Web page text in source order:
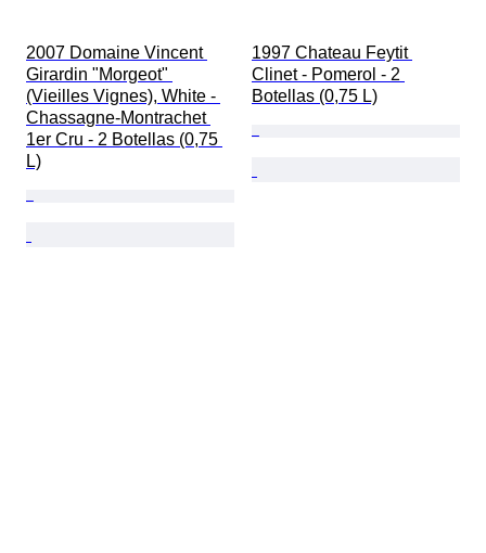
2007 Domaine Vincent
Girardin "Morgeot"
(Vieilles Vignes), White -
Chassagne-Montrachet
1er Cru - 2 Botellas (0,75
L)
1997 Chateau Feytit
Clinet - Pomerol - 2
Botellas (0,75 L)